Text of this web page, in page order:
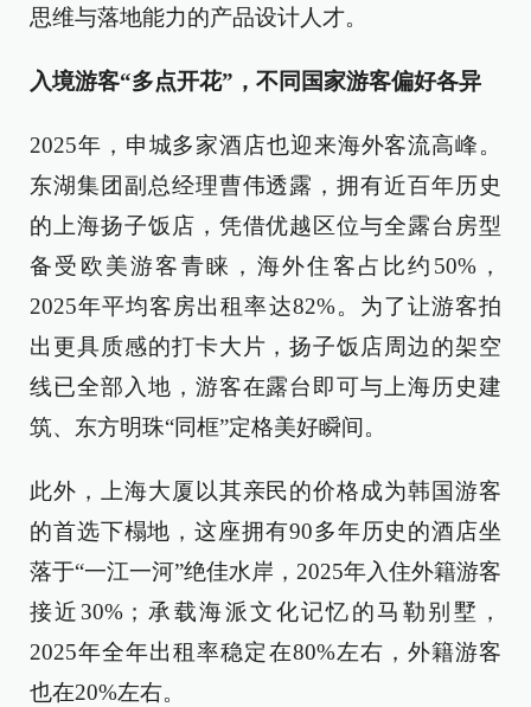
思维与落地能力的产品设计人才。
入境游客“多点开花”，不同国家游客偏好各异
2025年，申城多家酒店也迎来海外客流高峰。
东湖集团副总经理曹伟透露，拥有近百年历史
的上海扬子饭店，凭借优越区位与全露台房型
备受欧美游客青睐，海外住客占比约50%，
2025年平均客房出租率达82%。为了让游客拍
出更具质感的打卡大片，扬子饭店周边的架空
线已全部入地，游客在露台即可与上海历史建
筑、东方明珠“同框”定格美好瞬间。
此外，上海大厦以其亲民的价格成为韩国游客
的首选下榻地，这座拥有90多年历史的酒店坐
落于“一江一河”绝佳水岸，2025年入住外籍游客
接近30%；承载海派文化记忆的马勒别墅，
2025年全年出租率稳定在80%左右，外籍游客
也在20%左右。